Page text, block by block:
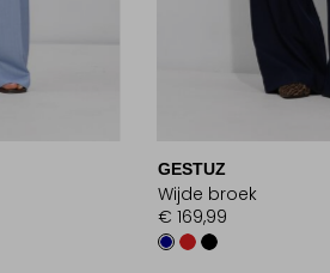
GESTUZ
Wijde broek
€ 169,99